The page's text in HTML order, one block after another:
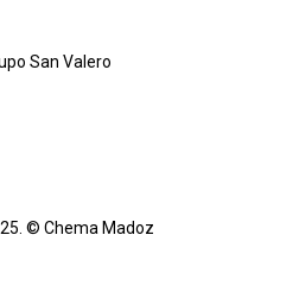
San Valero
© Chema Madoz